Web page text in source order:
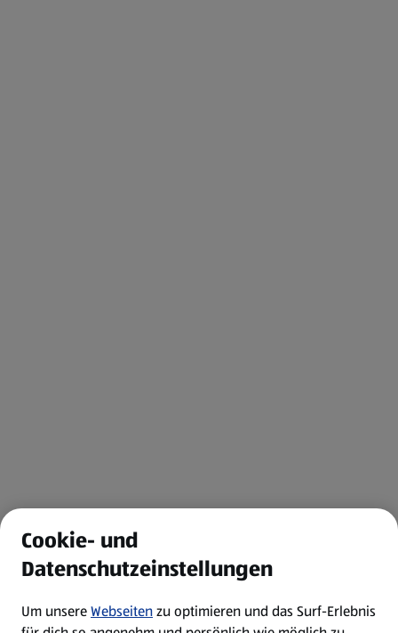
Cookie- und
Datenschutzeinstellungen
Um unsereWebseitenzu optimieren und das Surf-Erlebnis